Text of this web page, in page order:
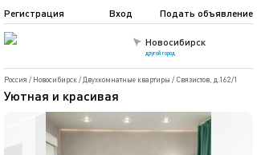
Новосибирск
другой город
Подать объявление
Регистрация Вход
Россия / Новосибирск/ Двухкомнатные квартиры / Связистов, д.162/1
Уютная и красивая